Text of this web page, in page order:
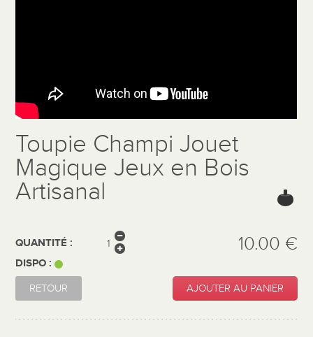
Toupie Champi Jouet
Magique Jeux en Bois
Artisanal
QUANTITÉ :
DISPO :
10.00 €
RETOUR AJOUTER AU PANIER